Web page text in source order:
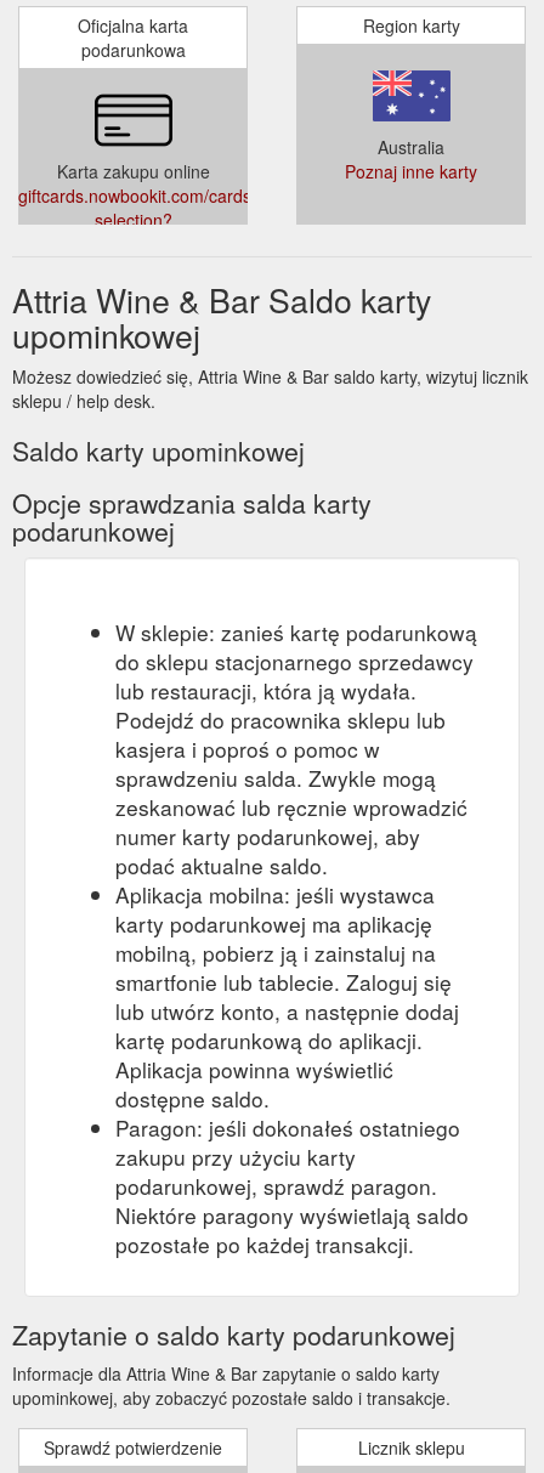
Oficjalna karta
podarunkowa
Karta zakupu online
giftcards.nowbookit.com/cards/card-
selection?
b3bdfb58272e&venueid=4451&theme=light&accent=0,149,135
Region karty
Australia
Poznaj inne karty
Attria Wine & Bar Saldo karty
upominkowej
Możesz dowiedzieć się, Attria Wine & Bar saldo karty, wizytuj licznik
sklepu / help desk.
Saldo karty upominkowej
Opcje sprawdzania salda karty
podarunkowej
W sklepie: zanieś kartę podarunkową
do sklepu stacjonarnego sprzedawcy
lub restauracji, która ją wydała.
Podejdź do pracownika sklepu lub
kasjera i poproś o pomoc w
sprawdzeniu salda. Zwykle mogą
zeskanować lub ręcznie wprowadzić
numer karty podarunkowej, aby
podać aktualne saldo.
Aplikacja mobilna: jeśli wystawca
karty podarunkowej ma aplikację
mobilną, pobierz ją i zainstaluj na
smartfonie lub tablecie. Zaloguj się
lub utwórz konto, a następnie dodaj
kartę podarunkową do aplikacji.
Aplikacja powinna wyświetlić
dostępne saldo.
Paragon: jeśli dokonałeś ostatniego
zakupu przy użyciu karty
podarunkowej, sprawdź paragon.
Niektóre paragony wyświetlają saldo
pozostałe po każdej transakcji.
Zapytanie o saldo karty podarunkowej
Informacje dla Attria Wine & Bar zapytanie o saldo karty
upominkowej, aby zobaczyć pozostałe saldo i transakcje.
Sprawdź potwierdzenie Licznik sklepu